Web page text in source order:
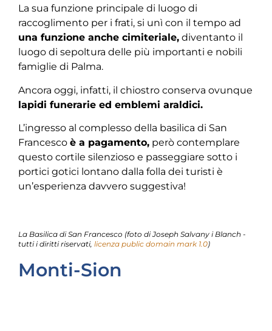
La sua funzione principale di luogo di
raccoglimento per i frati, si unì con il tempo ad
una funzione anche cimiteriale, diventanto il
luogo di sepoltura delle più importanti e nobili
famiglie di Palma.
Ancora oggi, infatti, il chiostro conserva ovunque
lapidi funerarie ed emblemi araldici.
L’ingresso al complesso della basilica di San
Francesco è a pagamento, però contemplare
questo cortile silenzioso e passeggiare sotto i
portici gotici lontano dalla folla dei turisti è
un’esperienza davvero suggestiva!
La Basilica di San Francesco (foto di Joseph Salvany i Blanch -
tutti i diritti riservati, licenza public domain mark 1.0)
Monti-Sion